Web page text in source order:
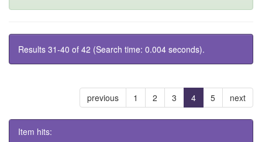
Results 31-40 of 42 (Search time: 0.004 seconds).
previous 1 2 3 4 5 next
Item hits: